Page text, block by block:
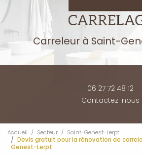
Carreleur à Saint-
06 27 72 48 12
Contactez-nous
Accueil Secteur
Saint-Genest-Lerpt
Devis gratuit pour la rénovation de
Genest-Lerpt